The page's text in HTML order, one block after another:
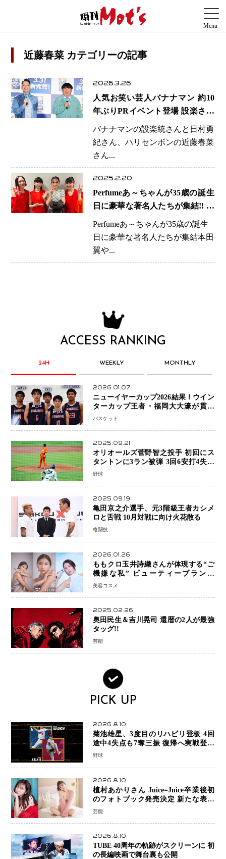
近藤春菜 カテゴリーの記事
2026.3.26
人気お笑い芸人バナナマン 約10
年ぶりPRイベント登場 設楽さん
「緊張しています」日村さんは笑
顔で「人がいっぱいで嬉しい」
バナナマンの設楽統さんと日村勇
紀さん、ハリセンボンの近藤春菜
さん...
2025.2.20
Perfumeあ～ちゃんが35歳の誕生
日に豪華な著名人たちが集結!! 本
田翼や西野カナが祝福のメッセー
ジ
Perfumeあ～ちゃんが35歳の誕生
日に豪華な著名人たちが集結本田
翼や...
ACCESS RANKING
24H WEEKLY MONTHLY
2026.01.07
ニューイヤーカップ2026結果！ウイン
ターカップ王者・福岡大大濠が貫禄
V！ 東山は“背番号継承”で新たな物語
バスケット
2025.09.21
オリオールズ菅野智之投手 初回にス
タントンに3ラン被弾 3回6安打4失点
で降板
野球
2025.09.19
亀田京之介選手、元3階級王者カシメ
格闘技
2026.01.26
ももクロ玉井詩織さんが体現する“ご
機嫌な私” ビューティーブランド
「iYON」が描く新しいスキンケア体
美容コスメ
2025.02.26
奥田民生＆吉川晃司 還暦の2人が最強
タッグ!!
芸能
PICK UP
2026.8.10
菊池雄星、3度目のリハビリ登板 4回
途中4失点も7奪三振 復帰へ実戦登板
を重ねる
野球
2026.8.10
植村あかりさん Juice=Juice卒業後初
のフォトブック発売決定 新たな表現
者としての“今”を凝縮
芸能
2026.8.10
TUBE 40周年の軌跡がスクリーンに 初
の長編映画で舞台裏も公開